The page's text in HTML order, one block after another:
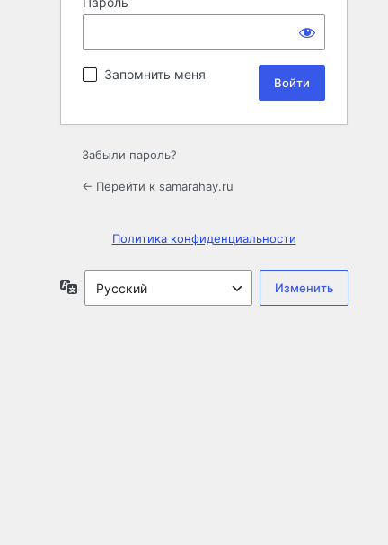
Запомнить меня
Забыли пароль?
← Перейти к samarahay.ru
Политика конфиденциальности
Язык